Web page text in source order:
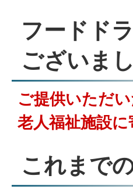
フードド
ございま
ご提供いただ
老人福祉施設に
これまで